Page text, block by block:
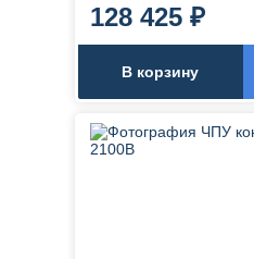
128 425 ₽
В корзину